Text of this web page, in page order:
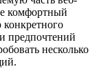
комфортный
предпочтений
несколько